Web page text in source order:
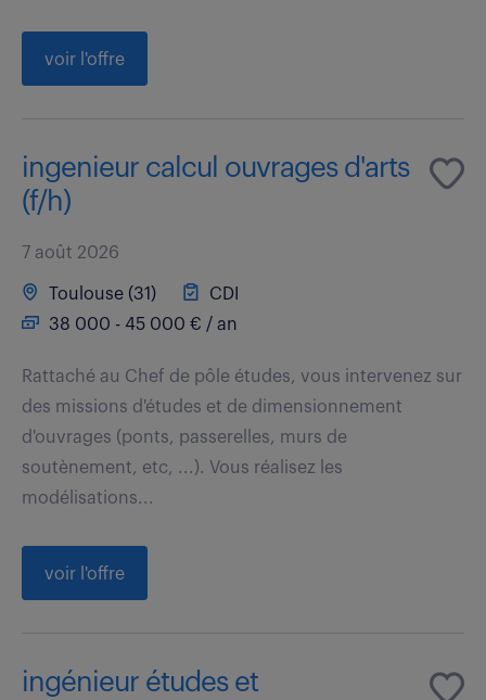
voir l'offre
ingenieur calcul ouvrages d'arts
(f/h)
7 août 2026
Toulouse (31)
CDI
38 000 - 45 000 € / an
Rattaché au Chef de pôle études, vous intervenez sur
des missions d'études et de dimensionnement
d'ouvrages (ponts, passerelles, murs de
soutènement, etc, ...). Vous réalisez les
modélisations...
voir l'offre
ingénieur études et